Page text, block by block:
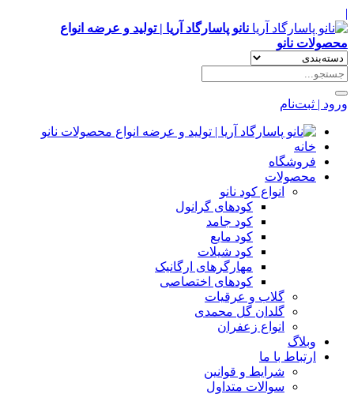
|
نانو پاسارگاد آریا | تولید و عرضه انواع
محصولات نانو
ورود | ثبت‌نام
خانه
فروشگاه
محصولات
انواع کود نانو
کودهای گرانول
کود جامد
کود مایع
کود شیلات
مهارگرهای ارگانیک
کود‌های اختصاصی
گلاب و عرقیات
گلدان گل محمدی
انواع زعفران
وبلاگ
ارتباط با ما
شرایط و قوانین
سوالات متداول